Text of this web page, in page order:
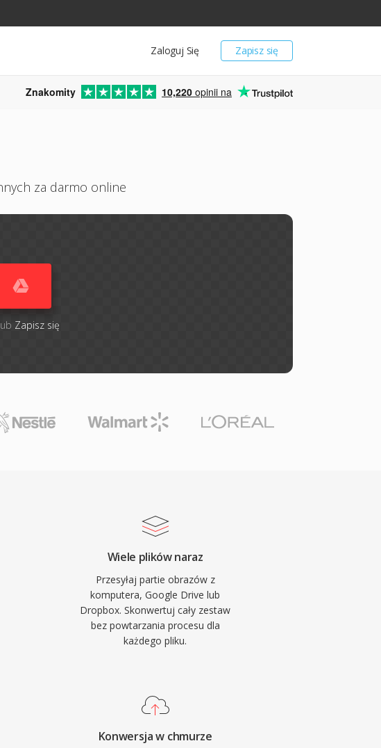
Zapisz się
Zaloguj Się
Znakomity 10,220 opinii na
za darmo online
Zapisz się
Wiele plików naraz
Przesyłaj partie obrazów z
komputera, Google Drive lub
Dropbox. Skonwertuj cały zestaw
bez powtarzania procesu dla
każdego pliku.
Konwersja w chmurze